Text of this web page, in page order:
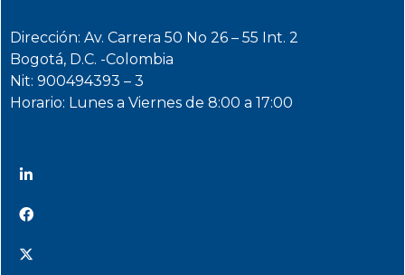
Dirección: Av. Carrera 50 No 26 – 55 Int. 2
Bogotá, D.C. -Colombia
Nit: 900494393 – 3
Horario: Lunes a Viernes de 8:00 a 17:00
@INMdeColombia
@INMdeColombia
@INMdeColombia